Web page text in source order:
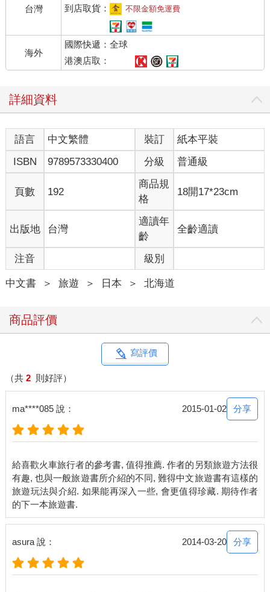
價，還有轉車次數和車站，這個部分是最重要的，一不注意就會
忘了要下車轉乘，我就碰過這樣的意外，結果多花了兩個小時耗
在車站裡。除此之外，像是SL蒸汽火車或小火車等都是季節或週
末限定，前後行程也都要配合，因此，想要一次假期完成環島一
圈是可以，但不可能搭到全部的特色列車。
JR PASS，也就是北海道鐵道為了吸引外國人而推出的優惠票，
有的時候用三天的，有的考量不連續使用而買了彈性四天的，這
部分在出發前就必須做好計畫。我記得第一次為了考慮買連續還
是買彈性的在櫃台前算半天，計算分別賺多少。售票小姐雖然很
有耐心，但是眼神透露出都已經優惠了還在算什麼呢？真的不必
計較太多，只要一天搭上超過三個小時的特急列車就一定划算，
至於住宿，為了搭車方便，大城市就住在站前，到了鄉下有民宿
就住民宿，省錢為第一考量。這部分就見仁見智了，我喜歡住民
宿，但還是因為考量交通方便，這次不得不選擇靠近車站（甚至
巴士站）的附近，少了選擇性。而原本很排斥大車站的站前商業
旅館，還好選到的都不錯：有的附大浴場，平衡了不能住高級溫
泉旅館的遺憾。有的剛裝修完成，房間很新很乾淨，服務人員很
親切，都留下了好印象。
於是，在分為三次的鐵道旅行中，我和張國立去了南部日高山脈
底端的襟裳岬，最東端根室半島的納沙布岬，最北城市稚內的宗
自助旅行是非常自我的，如果要互相將就會顯得沒有個性。這次
由我主導路線，從哪裡出發到哪裡結束，在哪裡住宿吃什麼便當
都由我規畫。張國立計較他算什麼？我想起在台灣環島時，每到
有坡或是樓梯時，小姪女總是喊：「喂，副隊長，幫忙一下。」
張國立總是很無奈的說：「我今天不是輪到副隊長嗎？為什麼搬
行李又歸我了？」很好，就命他當行李員吧！我呢，就是旅行中
負責買便當也不是一件簡單的工作。別說全日本了，單是北海道
的便當就有上百種，每個地方有自己的特產，於是有的便當就是
車站限定（又來了），而且為了好好紀錄，要分配好不能重複，
雖然出發前也做了調查，哪個車站哪條路線哪個必吃，到了當地
卻又是另一回事，有的賣完了，有的是出發太早還沒開始賣，而
我的個性又貪心，每種都想吃，下不了決心，好幾次多買了只好
留到隔日。
台灣
到店取貨：
不限金額免運費
海外
國際快遞：全球
港澳店取：
詳細資料
語言 中文繁體 裝訂
紙本平裝
ISBN
9789573330400 分級 普通級
頁數 192
商品規
格
18開17*23cm
出版地 台灣
適讀年
齡
全齡適讀
注音 級別
中文書 ＞ 旅遊 ＞ 日本 ＞ 北海道
商品評價
寫評價
（共 2 則好評）
ma****085 說： 2015-01-02 分享
給喜歡火車旅行者的參考書, 值得推薦. 作者的另類旅遊方法很
有趣, 也與一般旅遊書所介紹的不同, 難得中文旅遊書有這樣的
旅遊玩法與介紹. 如果能再深入一些, 會更值得珍藏. 期待作者
asura 說： 2014-03-20 分享